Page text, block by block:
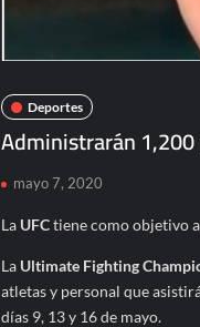
Deportes
Administrarán 1,200
mayo 7, 2020
La UFCtiene como objetivo
La Ultimate Fighting
atletas y personal que
días 9, 13 y 16 de mayo.